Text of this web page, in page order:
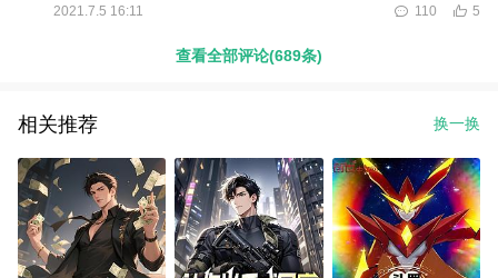
2021.7.5 16:11 5
110
查看全部评论(689条)
相关推荐 换一换